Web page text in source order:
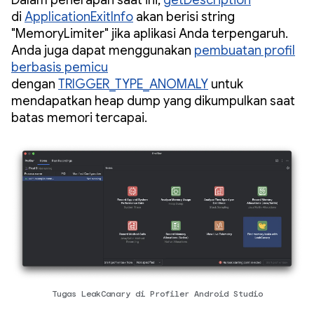
di ApplicationExitInfo akan berisi string
"MemoryLimiter" jika aplikasi Anda terpengaruh.
Anda juga dapat menggunakan pembuatan profil
berbasis pemicu
dengan TRIGGER_TYPE_ANOMALY untuk
mendapatkan heap dump yang dikumpulkan saat
batas memori tercapai.
Tugas LeakCanary di Profiler Android Studio